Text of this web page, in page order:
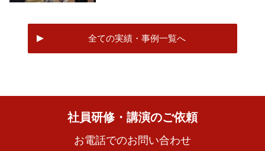
全ての実績・事例一覧へ
社員研修・講演のご依頼
お電話でのお問い合わせ